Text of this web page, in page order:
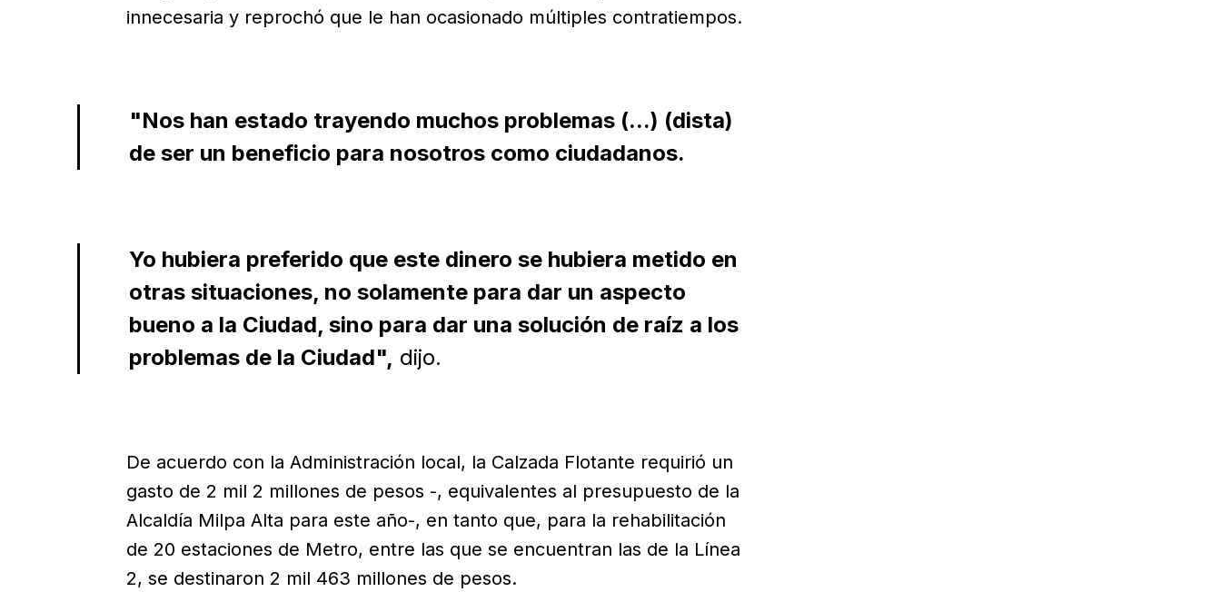
innecesaria y reprochó que le han ocasionado múltiples contratiempos.
"Nos han estado trayendo muchos problemas (...) (dista)
de ser un beneficio para nosotros como ciudadanos.
Yo hubiera preferido que este dinero se hubiera metido en
otras situaciones, no solamente para dar un aspecto
bueno a la Ciudad, sino para dar una solución de raíz a los
problemas de la Ciudad", dijo.
De acuerdo con la Administración local, la Calzada Flotante requirió un
gasto de 2 mil 2 millones de pesos -, equivalentes al presupuesto de la
Alcaldía Milpa Alta para este año-, en tanto que, para la rehabilitación
de 20 estaciones de Metro, entre las que se encuentran las de la Línea
2, se destinaron 2 mil 463 millones de pesos.